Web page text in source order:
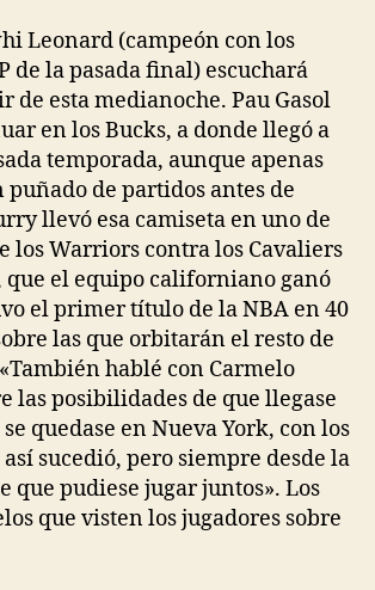
Leonard (campeón con los
de la pasada final) escuchará
de esta medianoche. Pau Gasol
en los Bucks, a donde llegó a
temporada, aunque apenas
puñado de partidos antes de
llevó esa camiseta en uno de
los Warriors contra los Cavaliers
que el equipo californiano ganó
el primer título de la NBA en 40
las que orbitarán el resto de
hablé con Carmelo
las posibilidades de que llegase
quedase en Nueva York, con los
sucedió, pero siempre desde la
que pudiese jugar juntos». Los
que visten los jugadores sobre